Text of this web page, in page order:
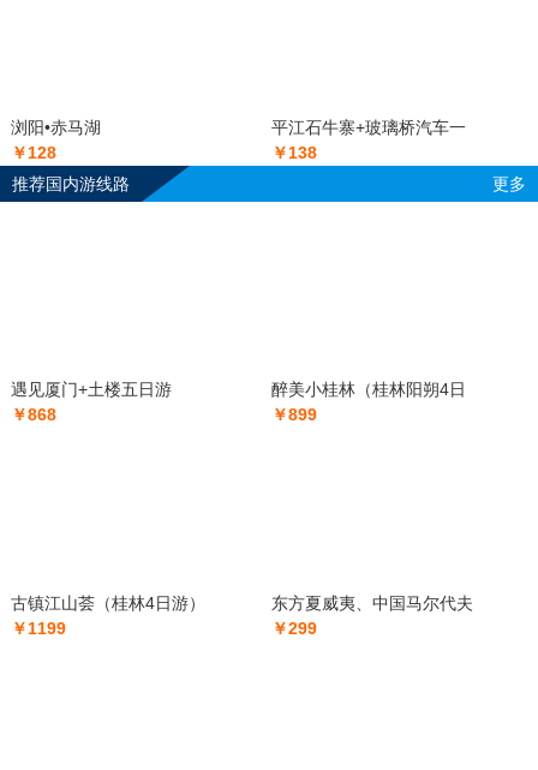
浏阳•赤马湖
￥128
平江石牛寨+玻璃桥汽车一
￥138
推荐国内游线路
更多
遇见厦门+土楼五日游
￥868
醉美小桂林（桂林阳朔4日
￥899
古镇江山荟（桂林4日游）
￥1199
东方夏威夷、中国马尔代夫
￥299